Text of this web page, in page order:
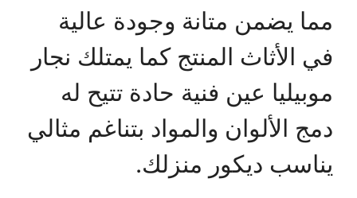
مما يضمن متانة وجودة عالية
في الأثاث المنتج كما يمتلك نجار
موبيليا عين فنية حادة تتيح له
دمج الألوان والمواد بتناغم مثالي
يناسب ديكور منزلك.